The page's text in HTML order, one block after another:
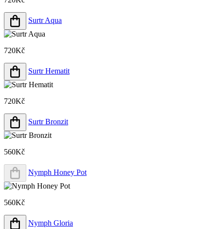
Surtr Aqua
720Kč
Surtr Hematit
720Kč
Surtr Bronzit
560Kč
Nymph Honey Pot
560Kč
Nymph Gloria